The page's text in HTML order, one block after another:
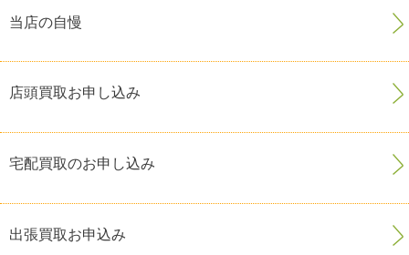
当店の自慢
店頭買取お申し込み
宅配買取のお申し込み
出張買取お申込み